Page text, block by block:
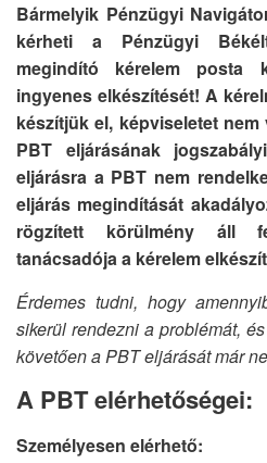
Bármelyik Pénzügyi
kérheti a Pénzügyi
megindító kérelem posta
ingyenes elkészítését! A
készítjük el, képviseletet
PBT eljárásának
eljárásra a PBT nem
eljárás megindítását
rögzített körülmény áll
tanácsadója a kérelem
Érdemes tudni, hogy
sikerül rendezni a problémát,
követően a PBT eljárását már
A PBT elérhetőségei:
Személyesen elérhető: